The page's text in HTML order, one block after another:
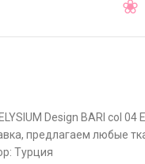
Design BARI col
предлагаем любые
Турция